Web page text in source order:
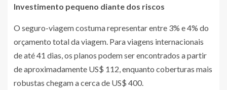
Investimento pequeno diante dos riscos
O seguro-viagem costuma representar entre 3% e 4% do
orçamento total da viagem. Para viagens internacionais
de até 41 dias, os planos podem ser encontrados a partir
de aproximadamente US$ 112, enquanto coberturas mais
robustas chegam a cerca de US$ 400.